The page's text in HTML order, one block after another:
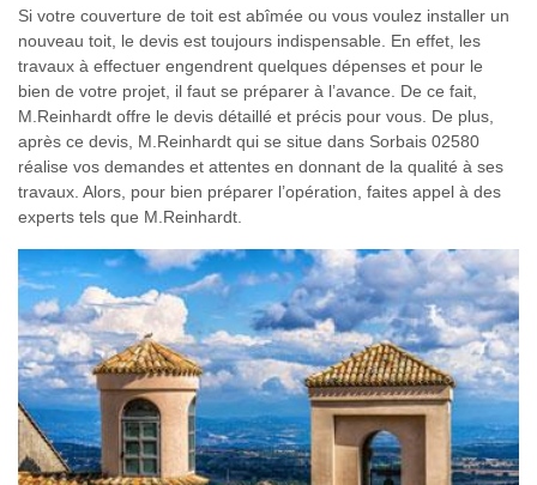
Si votre couverture de toit est abîmée ou vous voulez installer un
nouveau toit, le devis est toujours indispensable. En effet, les
travaux à effectuer engendrent quelques dépenses et pour le
bien de votre projet, il faut se préparer à l’avance. De ce fait,
M.Reinhardt offre le devis détaillé et précis pour vous. De plus,
après ce devis, M.Reinhardt qui se situe dans Sorbais 02580
réalise vos demandes et attentes en donnant de la qualité à ses
travaux. Alors, pour bien préparer l’opération, faites appel à des
experts tels que M.Reinhardt.